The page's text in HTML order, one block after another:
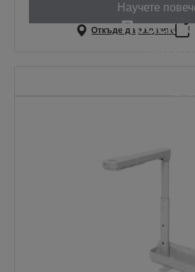
Научете
Откъде да закупите